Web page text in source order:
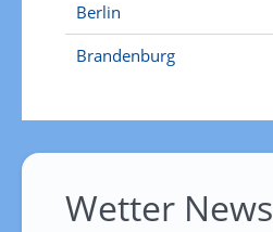
Berlin
Brandenburg
Wetter News